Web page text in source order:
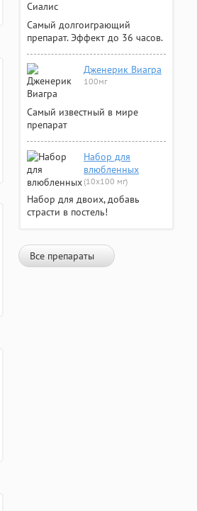
Самый долгоиграющий
препарат. Эффект до 36 часов.
Дженерик Виагра
100мг
Самый известный в мире
препарат
Набор для
влюбленных
(10х100 мг)
Набор для двоих, добавь
страсти в постель!
Все препараты